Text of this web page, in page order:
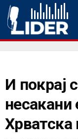
И покрај
несакани